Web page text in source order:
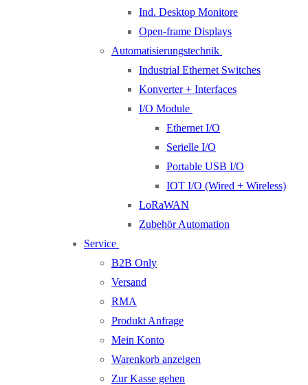
Ind. Desktop Monitore
Open-frame Displays
Automatisierungstechnik
Industrial Ethernet Switches
Konverter + Interfaces
I/O Module
Ethernet I/O
Serielle I/O
Portable USB I/O
IOT I/O (Wired + Wireless)
LoRaWAN
Zubehör Automation
Service
B2B Only
Versand
RMA
Produkt Anfrage
Mein Konto
Warenkorb anzeigen
Zur Kasse gehen